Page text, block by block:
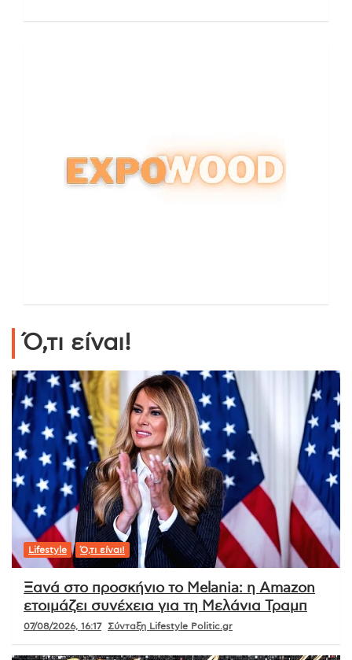
Ό,τι είναι!
Lifestyle Ό,τι είναι!
Ξανά στο προσκήνιο το Melania: η Amazon
ετοιμάζει συνέχεια για τη Μελάνια Τραμπ
07/08/2026, 16:17 Σύνταξη Lifestyle Politic.gr